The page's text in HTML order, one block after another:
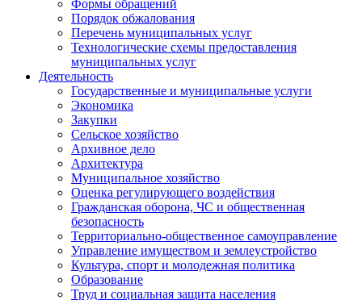
Формы обращений
Порядок обжалования
Перечень муниципальных услуг
Технологические схемы предоставления
муниципальных услуг
Деятельность
Государственные и муниципальные услуги
Экономика
Закупки
Сельское хозяйство
Архивное дело
Архитектура
Муниципальное хозяйство
Оценка регулирующего воздействия
Гражданская оборона, ЧС и общественная
безопасность
Территориально-общественное самоуправление
Управление имуществом и землеустройство
Культура, спорт и молодежная политика
Образование
Труд и социальная защита населения